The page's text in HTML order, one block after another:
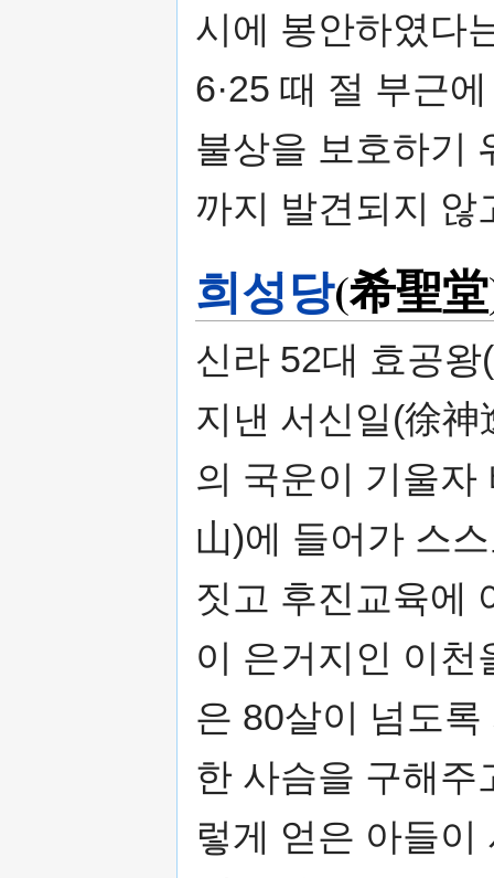
시에 봉안하였다
6·25 때 절 부근
불상을 보호하기
까지 발견되지 않
희성당(希聖
신라 52대 효공
지낸 서신일(徐
의 국운이 기울자
山)에 들어가 스
짓고 후진교육에
이 은거지인 이천
은 80살이 넘도
한 사슴을 구해주
렇게 얻은 아들